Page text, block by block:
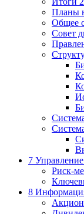
Планы
Общее
Совет
7
Риск-
8